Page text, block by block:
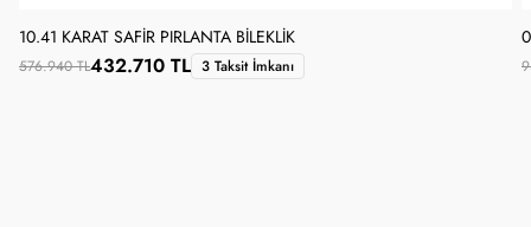
10.41 KARAT SAFIR PIRLANTA BILEKLIK
576.940 TL432.710 TL 3 Taksit İmkanı